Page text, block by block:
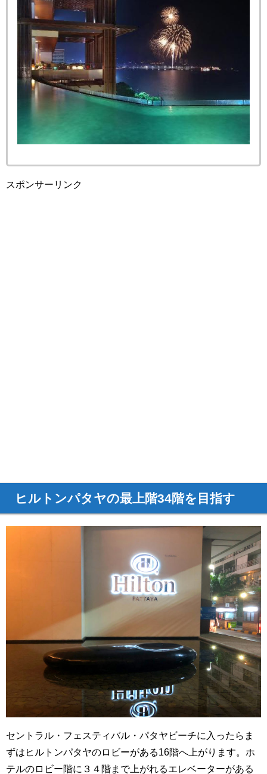
スポンサーリンク
ヒルトンパタヤの最上階34階を目指す
セントラル・フェスティバル・パタヤビーチに入ったらま
ずはヒルトンパタヤのロビーがある16階へ上がります。ホ
テルのロビー階に３４階まで上がれるエレベーターがある